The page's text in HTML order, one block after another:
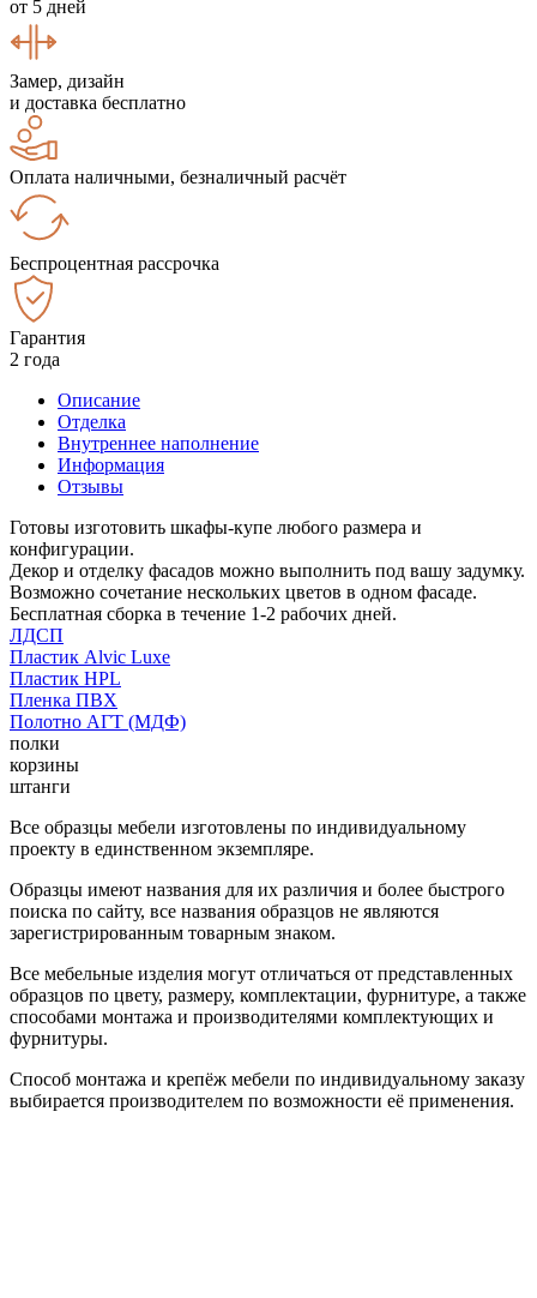
от 5 дней
Замер, дизайн
и доставка бесплатно
Оплата наличными, безналичный расчёт
Беспроцентная рассрочка
Гарантия
2 года
Описание
Отделка
Внутреннее наполнение
Информация
Отзывы
Готовы изготовить шкафы-купе любого размера и
конфигурации.
Декор и отделку фасадов можно выполнить под вашу задумку.
Возможно сочетание нескольких цветов в одном фасаде.
Бесплатная сборка в течение 1-2 рабочих дней.
ЛДСП
Пластик Alvic Luxe
Пластик HPL
Пленка ПВХ
Полотно АГТ (МДФ)
полки
корзины
штанги
Все образцы мебели изготовлены по индивидуальному
проекту в единственном экземпляре.
Образцы имеют названия для их различия и более быстрого
поиска по сайту, все названия образцов не являются
зарегистрированным товарным знаком.
Все мебельные изделия могут отличаться от представленных
образцов по цвету, размеру, комплектации, фурнитуре, а также
способами монтажа и производителями комплектующих и
фурнитуры.
Способ монтажа и крепёж мебели по индивидуальному заказу
выбирается производителем по возможности её применения.